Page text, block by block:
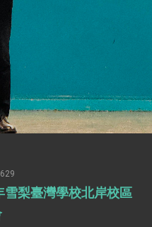
歡迎美國聯邦參議員蓋耶哥
美國智庫「德國馬歇爾基金
化跨大西洋戰略夥伴關係
性成果 卓揆期勉爭取時間完
」簽署
段性結果有助臺灣取得有
「臺美對等貿易協定」簽署
攜手合作，整合台灣雄厚數
邦目標
意政府外交表現，高度支持
美日關係深化
望之光」為題發表2026新
梨臺灣學校北岸校區